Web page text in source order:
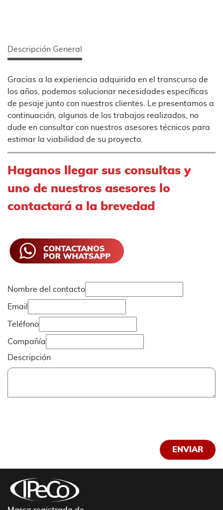
Descripción General
Gracias a la experiencia adquirida en el transcurso de
los años, podemos solucionar necesidades específicas
de pesaje junto con nuestros clientes. Le presentamos a
continuación, algunos de los trabajos realizados, no
dude en consultar con nuestros asesores técnicos para
estimar la viabilidad de su proyecto.
Haganos llegar sus consultas y
uno de nuestros asesores lo
contactará a la brevedad
Nombre del contacto
Email
Teléfono
Compañía
Descripción